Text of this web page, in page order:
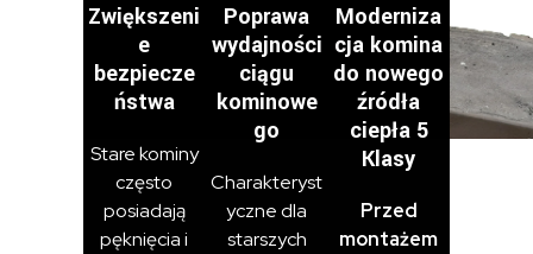
Zwiększeni
e
bezpiecze
ństwa
Stare kominy
często
posiadają
pęknięcia i
Poprawa
wydajności
ciągu
kominowe
go
Charakteryst
yczne dla
starszych
Moderniza
cja komina
do nowego
źródła
ciepła 5
Klasy
Przed
montażem